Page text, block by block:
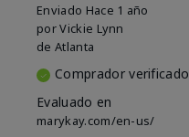
Enviado Hace 1 año
porVickie Lynn
de Atlanta
Comprador verificado
Evaluado en
marykay.com/en-us/